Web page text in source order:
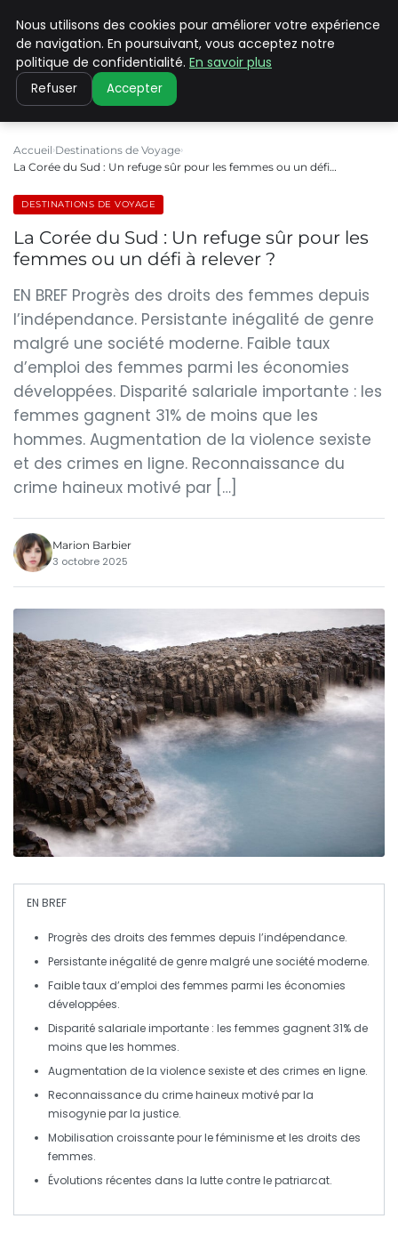
PILAT PATRIMOINES
Accueil Destinations de Voyage
La Corée du Sud : Un refuge sûr pour les femmes ou un défi…
DESTINATIONS DE VOYAGE
La Corée du Sud : Un refuge sûr pour les
femmes ou un défi à relever ?
EN BREF Progrès des droits des femmes depuis
l’indépendance. Persistante inégalité de genre
malgré une société moderne. Faible taux
d’emploi des femmes parmi les économies
développées. Disparité salariale importante : les
femmes gagnent 31% de moins que les
hommes. Augmentation de la violence sexiste
et des crimes en ligne. Reconnaissance du
crime haineux motivé par […]
Marion Barbier
3 octobre 2025
EN BREF
Progrès des droits des femmes depuis l’indépendance.
Persistanteinégalité de genremalgré une société moderne.
Faibletaux d’emploi des femmes parmi les économies
développées.
Disparité salarialeimportante : les femmes gagnent 31% de
moins que les hommes.
Augmentation de la violence sexiste et des crimes en ligne.
Reconnaissance du crime haineuxmotivé par la
misogynie par la justice.
Mobilisation croissante pour leféminisme et les droits des
femmes.
Évolutions récentes dans la lutte contre le patriarcat.
Nous utilisons des cookies pour améliorer votre expérience
de navigation. En poursuivant, vous acceptez notre
politique de confidentialité. En savoir plus
Refuser Accepter